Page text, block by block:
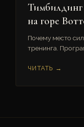
Тимбилдинг
на горе
Почему место
тренинга.
ЧИТАТЬ →